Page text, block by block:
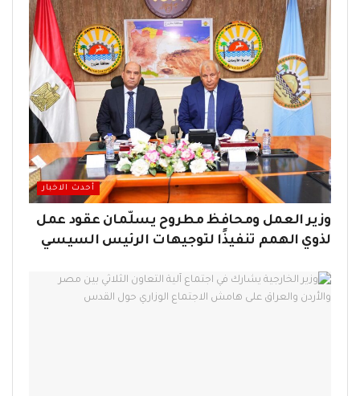
أحدث الاخبار
وزير العمل ومحافظ مطروح يسلّمان عقود عمل
لذوي الهمم تنفيذًا لتوجيهات الرئيس السيسي